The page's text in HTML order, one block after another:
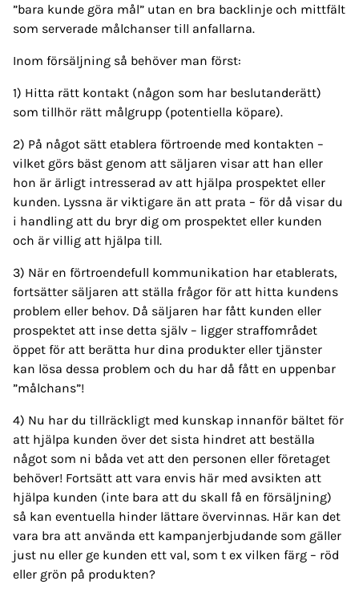
”bara kunde göra mål” utan en bra backlinje och mittfält
som serverade målchanser till anfallarna.
Inom försäljning så behöver man först:
1) Hitta rätt kontakt (någon som har beslutanderätt)
som tillhör rätt målgrupp (potentiella köpare).
2) På något sätt etablera förtroende med kontakten –
vilket görs bäst genom att säljaren visar att han eller
hon är ärligt intresserad av att hjälpa prospektet eller
kunden. Lyssna är viktigare än att prata – för då visar du
i handling att du bryr dig om prospektet eller kunden
och är villig att hjälpa till.
3) När en förtroendefull kommunikation har etablerats,
fortsätter säljaren att ställa frågor för att hitta kundens
problem eller behov. Då säljaren har fått kunden eller
prospektet att inse detta själv – ligger straffområdet
öppet för att berätta hur dina produkter eller tjänster
kan lösa dessa problem och du har då fått en uppenbar
”målchans”!
4) Nu har du tillräckligt med kunskap innanför bältet för
att hjälpa kunden över det sista hindret att beställa
något som ni båda vet att den personen eller företaget
behöver! Fortsätt att vara envis här med avsikten att
hjälpa kunden (inte bara att du skall få en försäljning)
så kan eventuella hinder lättare övervinnas. Här kan det
vara bra att använda ett kampanjerbjudande som gäller
just nu eller ge kunden ett val, som t ex vilken färg – röd
eller grön på produkten?